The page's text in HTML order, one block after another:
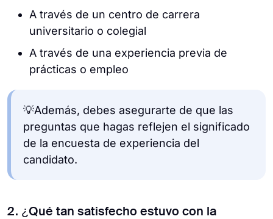
A través de un centro de carrera
universitario o colegial
A través de una experiencia previa de
prácticas o empleo
💡Además, debes asegurarte de que las
preguntas que hagas reflejen el significado
de la encuesta de experiencia del
candidato.
2. ¿Qué tan satisfecho estuvo con la